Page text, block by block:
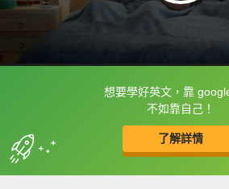
想要學好英文，靠
不如靠自己！
了解詳情
框選或點兩下字幕可以直接
收錄佳句